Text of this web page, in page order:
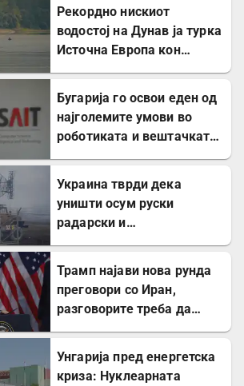
Рекордно нискиот
водостој на Дунав ја турка
Источна Европа кон
Бугарија го освои еден од
најголемите умови во
роботиката и вештачката
Украина тврди дека
уништи осум руски
радарски и
Трамп најави нова рунда
преговори со Иран,
разговорите треба да
Унгарија пред енергетска
криза: Нуклеарната